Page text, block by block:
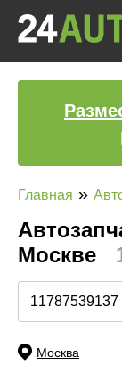
Главная »
Москве
Москва